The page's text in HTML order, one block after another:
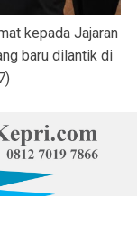
kepada Jajaran
baru dilantik di